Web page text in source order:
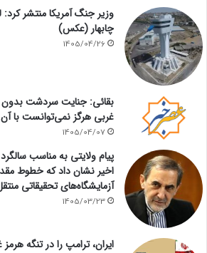
وزیر جنگ آمریکا منتشر
چابهار (عکس)
1405/04/26
بقائی: جنایت سردشت
غربی هرگز نمی‌توانست با
1405/04/07
پیام ولایتی به مناسب
اخیر نشان داد که خطوط
آزمایشگاه‌های تحقیقاتی
1405/03/23
ایران، ترامپ را در تنگه